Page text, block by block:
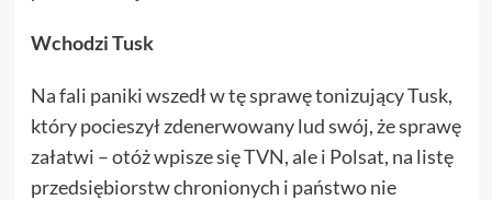
Wchodzi Tusk
Na fali paniki wszedł w tę sprawę tonizujący Tusk,
który pocieszył zdenerwowany lud swój, że sprawę
załatwi – otóż wpisze się TVN, ale i Polsat, na listę
przedsiębiorstw chronionych i państwo nie